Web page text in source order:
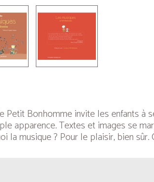
Petit Bonhomme invite les enfants à
apparence. Textes et images se
la musique ? Pour le plaisir, bien